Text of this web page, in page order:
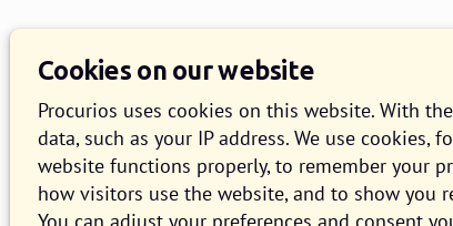
Cookies on our website
Procurios uses cookies on this website. With
data, such as your IP address. We use cookies,
website functions properly, to remember your
how visitors use the website, and to show you
You can adjust your preferences and consent
Digital association